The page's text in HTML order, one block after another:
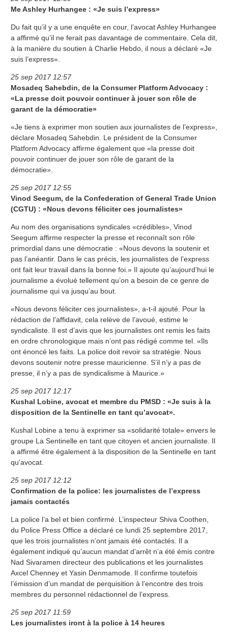
Me Ashley Hurhangee : «Je suis l’express»
Du fait qu’il y a une enquête en cour, l’avocat Ashley Hurhangee
a affirmé qu’il ne ferait pas davantage de commentaire. Cela dit,
à la manière du soutien à Charlie Hebdo, il nous a déclaré «Je
suis l’express».
25 sep 2017 12:57
Mosadeq Sahebdin, de la Consumer Platform Advocacy :
«La presse doit pouvoir continuer à jouer son rôle de
garant de la démocratie»
«Je tiens à exprimer mon soutien aux journalistes de l’express»,
déclare Mosadeq Sahebdin. Le président de la Consumer
Platform Advocacy affirme également que «la presse doit
pouvoir continuer de jouer son rôle de garant de la
démocratie».
25 sep 2017 12:55
Vinod Seegum, de la Confederation of General Trade Union
(CGTU) : «Nous devons féliciter ces journalistes»
Au nom des organisations syndicales «crédibles», Vinod
Seegum affirme respecter la presse et reconnaît son rôle
primordial dans une démocratie : «Nous devons la soutenir et
pas l’anéantir. Dans le cas précis, les journalistes de l’express
ont fait leur travail dans la bonne foi.» Il ajoute qu’aujourd’hui le
journalisme a évolué tellement qu’on a besoin de ce genre de
journalisme qui va jusqu’au bout.
«Nous devons féliciter ces journalistes», a-t-il ajouté. Pour la
rédaction de l’affidavit, cela relève de l’avoué, estime le
syndicaliste. Il est d’avis que les journalistes ont remis les faits
en ordre chronologique mais n’ont pas rédigé comme tel. «Ils
ont énoncé les faits. La police doit revoir sa stratégie. Nous
devons soutenir notre presse mauricienne. S’il n’y a pas de
presse, il n’y a pas de syndicalisme à Maurice.»
25 sep 2017 12:17
Kushal Lobine, avocat et membre du PMSD : «Je suis à la
disposition de la Sentinelle en tant qu’avocat».
Kushal Lobine a tenu à exprimer sa «solidarité totale» envers le
groupe La Sentinelle en tant que citoyen et ancien journaliste. Il
a affirmé être également à la disposition de la Sentinelle en tant
qu'avocat.
25 sep 2017 12:12
Confirmation de la police: les journalistes de l’express
jamais contactés
La police l’a bel et bien confirmé. L’inspecteur Shiva Coothen,
du Police Press Office a déclaré ce lundi 25 septembre 2017,
que les trois journalistes n’ont jamais été contactés. Il a
également indiqué qu’aucun mandat d’arrêt n’a été émis contre
Nad Sivaramen directeur des publications et les journalistes
Axcel Chenney et Yasin Denmamode. Il confirme toutefois
l’émission d’un mandat de perquisition à l’encontre des trois
membres du personnel rédactionnel de l’express.
25 sep 2017 11:59
Les journalistes iront à la police à 14 heures